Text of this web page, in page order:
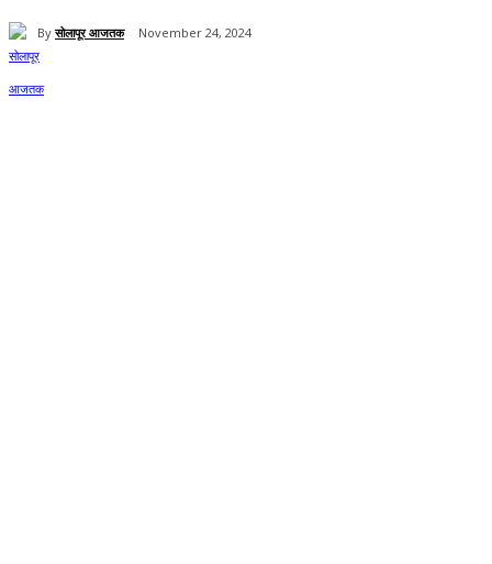
By सोलापूर आजतक November 24, 2024